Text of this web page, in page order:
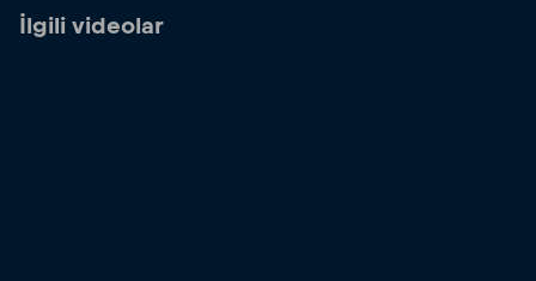
İlgili videolar